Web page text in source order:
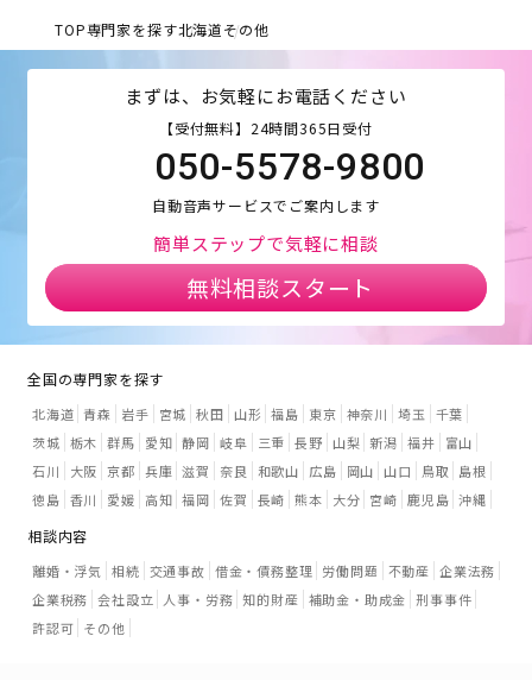
TOP専門家を探す北海道その他
まずは、お気軽にお電話ください
【受付無料】24時間365日受付
050-5578-9800
自動音声サービスでご案内します
簡単ステップで気軽に相談
無料相談スタート
全国の専門家を探す
北海道 青森 岩手 宮城 秋田 山形 福島 東京 神奈川 埼玉
千葉
茨城 栃木 群馬 愛知 静岡 岐阜 三重 長野 山梨 新潟 福井
富山
石川
大阪 京都 兵庫 滋賀 奈良 和歌山 広島 岡山 山口 鳥取
島根
徳島 香川 愛媛 高知 福岡 佐賀 長崎 熊本 大分 宮崎 鹿児島 沖縄
相談内容
離婚・浮気 相続 交通事故 借金・債務整理 労働問題 不動産 企業法務
企業税務 会社設立 人事・労務 知的財産 補助金・助成金 刑事事件
許認可 その他